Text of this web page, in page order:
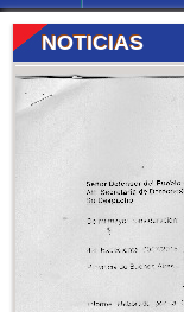
NOTICIAS